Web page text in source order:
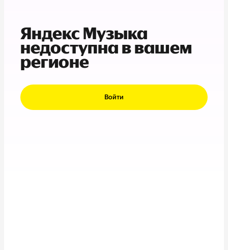
Яндекс Музыка
недоступна в вашем
регионе
Войти